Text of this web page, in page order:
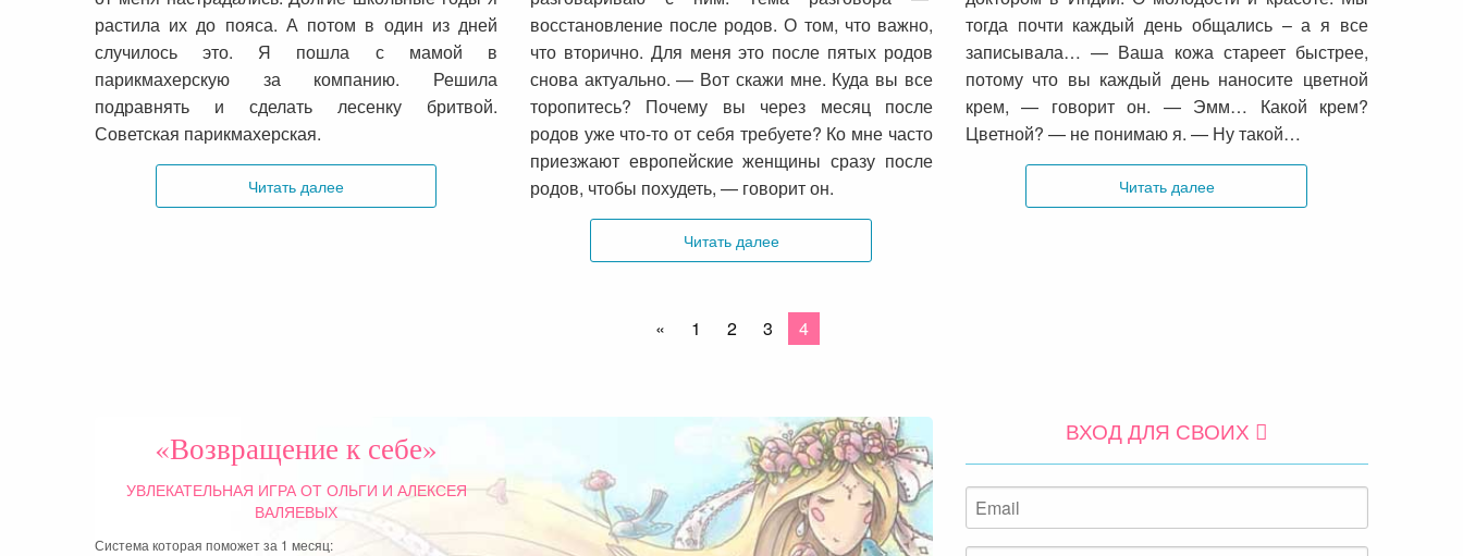
растила их до пояса. А потом в один из дней
случилось это. Я пошла с мамой в
парикмахерскую за компанию. Решила
подравнять и сделать лесенку бритвой.
Советская парикмахерская.
Читать далее
восстановление после родов. О том, что важно,
что вторично. Для меня это после пятых родов
снова актуально. — Вот скажи мне. Куда вы все
торопитесь? Почему вы через месяц после
родов уже что-то от себя требуете? Ко мне часто
приезжают европейские женщины сразу после
родов, чтобы похудеть, — говорит он.
Читать далее
тогда почти каждый день общались – а я все
записывала… — Ваша кожа стареет быстрее,
потому что вы каждый день наносите цветной
крем, — говорит он. — Эмм… Какой крем?
Цветной? — не понимаю я. — Ну такой…
Читать далее
« 1 2 3 4
«Возвращение к себе»
УВЛЕКАТЕЛЬНАЯ ИГРАОТ ОЛЬГИ И АЛЕКСЕЯ
ВАЛЯЕВЫХ
Система которая поможет за 1 месяц:
ВХОД ДЛЯ СВОИХ